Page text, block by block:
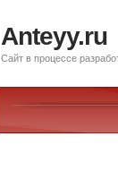
Anteyy.ru
Сайт в процессе